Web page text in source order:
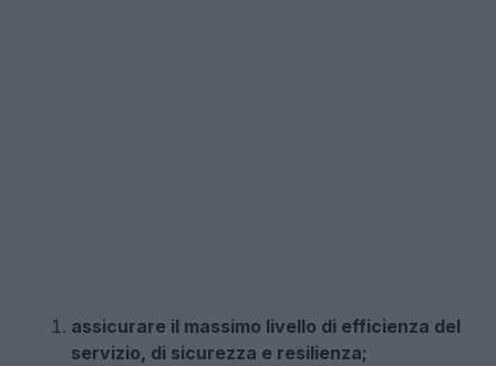
assicurare il massimo livello di efficienza del
servizio, di sicurezza e resilienza;